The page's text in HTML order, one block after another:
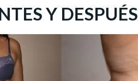
Y DESPUÉS